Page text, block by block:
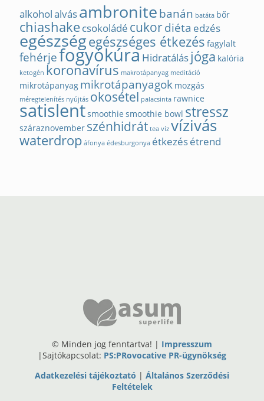
alkoholalvásambronite banán batáta bőr
chiashakecsokoládé cukordiéta edzés
egészségegészséges étkezés fagylalt
fehérjefogyókúraHidratálásjóga kalória
ketogén koronavírus makrotápanyag meditáció
mikrotápanyag mikrotápanyagok mozgás
méregtelenítés nyújtás okosétel palacsinta rawnice
satislentsmoothie smoothie bowl stressz
száraznovember szénhidrát tea víz vízivás
waterdrop áfonya édesburgonya étkezésétrend
© Minden jog fenntartva! | Impresszum
|Sajtókapcsolat: PS:PRovocative PR-ügynökség
Adatkezelési tájékoztató | Általános Szerződési
Feltételek